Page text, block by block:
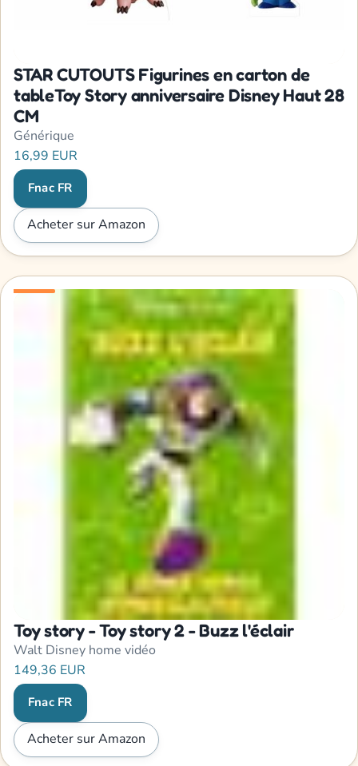
STAR CUTOUTS Figurines en carton de
tableToy Story anniversaire Disney Haut 28
CM
Générique
16,99 EUR
Fnac FR
Acheter sur Amazon
Toy story - Toy story 2 - Buzz l'éclair
Walt Disney home vidéo
149,36 EUR
Fnac FR
Acheter sur Amazon